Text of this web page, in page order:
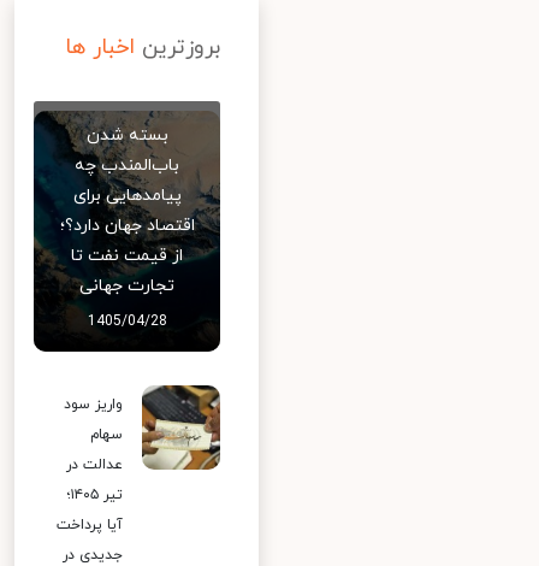
بروزترین اخبار ها
بسته شدن
باب‌المندب چه
پیامدهایی برای
اقتصاد جهان دارد؟؛
از قیمت نفت تا
تجارت جهانی
1405/04/28
واریز سود
سهام
عدالت در
تیر ۱۴۰۵؛
آیا پرداخت
جدیدی در